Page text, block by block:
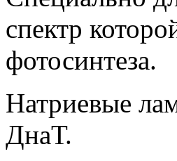
спектр
фотосинтеза.
Натриевые
ДнаТ.